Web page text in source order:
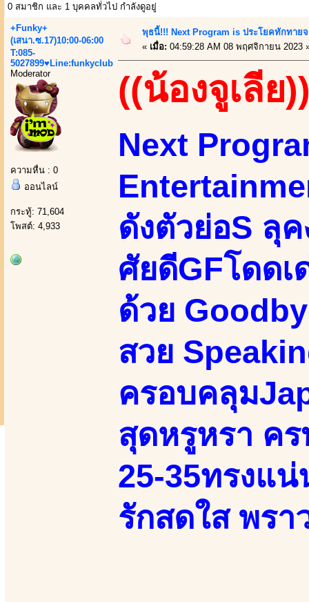
0 สมาชิก และ 1 บุคคลทั่วไป กำลังดูอยู่
+Funky+
(เสนา.ซ.17)10:00-06:00
T:085-
5027899♥Line:funkyclub
Moderator
ความหื่น : 0
ออนไลน์
กระทู้: 71,604
โพสต์: 4,933
พุธนี้!!! Next Program is ประโยคทักทาย
« เมื่อ: 04:59:28 AM 08 พฤศจิกายน 2023
((น้องจูเลีย
Next
ดังตัวย่อS ลุ
ศัยดีGFโดด
ด้วย
สวย
ครอบคลุม
สุดหรูหรา ค
25-35ทรงแ
รักสดใส พรา